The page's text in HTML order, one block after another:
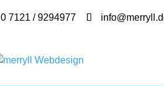
0 7121 / 9294977